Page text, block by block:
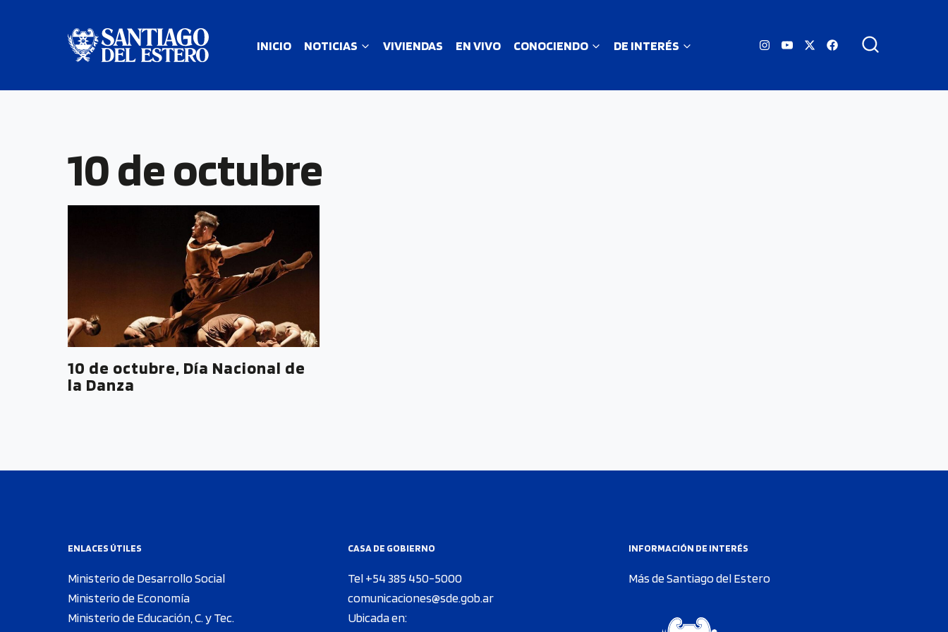
INICIO NOTICIAS VIVIENDAS EN VIVO CONOCIENDO DE INTERÉS
10 de octubre
10 de octubre, Día Nacional de
la Danza
ENLACES ÚTILES
Ministerio de Desarrollo Social
Ministerio de Economía
Ministerio de Educación, C. y Tec.
CASA DE GOBIERNO
Tel +54 385 450-5000
comunicaciones@sde.gob.ar
Ubicada en:
INFORMACIÓN DE INTERÉS
Más de Santiago del Estero